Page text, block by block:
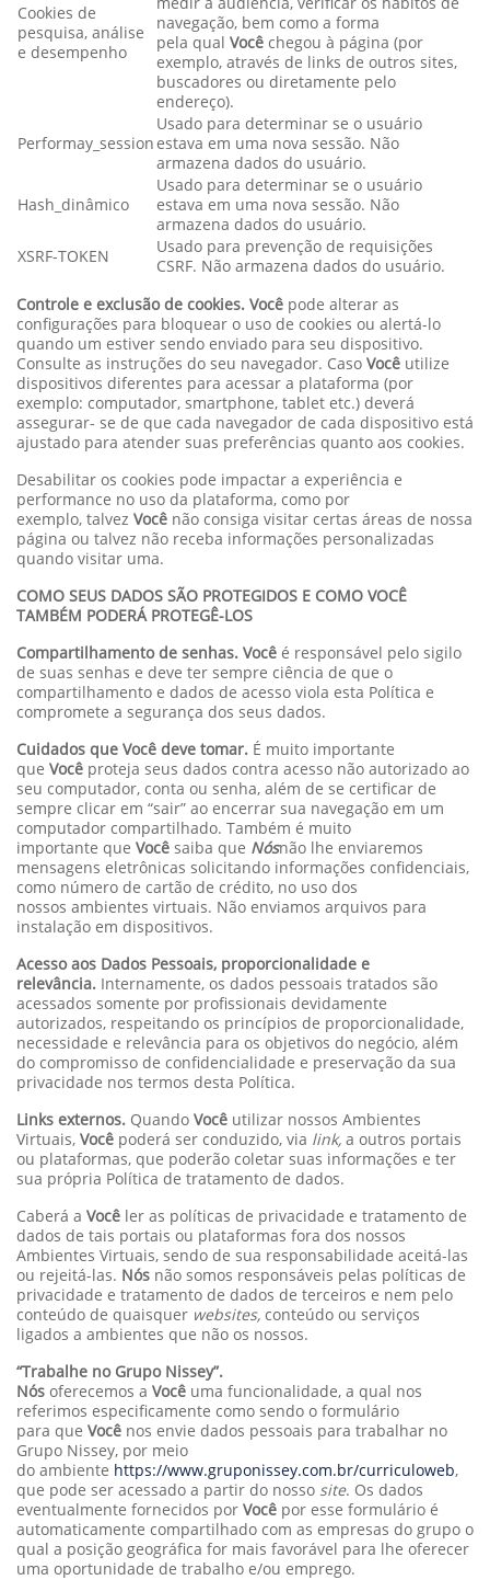
Cookies de
pesquisa, análise
e desempenho
navegação, bem como a forma
pela qual Você chegou à página (por
exemplo, através de links de outros sites,
buscadores ou diretamente pelo
endereço).
Performay_session
Usado para determinar se o usuário
estava em uma nova sessão. Não
armazena dados do usuário.
Hash_dinâmico
Usado para determinar se o usuário
estava em uma nova sessão. Não
armazena dados do usuário.
XSRF-TOKEN
Usado para prevenção de requisições
CSRF. Não armazena dados do usuário.
Controle e exclusão de cookies. Você pode alterar as
configurações para bloquear o uso de cookies ou alertá-lo
quando um estiver sendo enviado para seu dispositivo.
Consulte as instruções do seu navegador. Caso Você utilize
dispositivos diferentes para acessar a plataforma (por
exemplo: computador, smartphone, tablet etc.) deverá
assegurar- se de que cada navegador de cada dispositivo está
ajustado para atender suas preferências quanto aos cookies.
Desabilitar os cookies pode impactar a experiência e
performance no uso da plataforma, como por
exemplo, talvez Você não consiga visitar certas áreas de nossa
página ou talvez não receba informações personalizadas
quando visitar uma.
COMO SEUS DADOS SÃO PROTEGIDOS E COMO VOCÊ
TAMBÉM PODERÁ PROTEGÊ-LOS
Compartilhamento de senhas. Você é responsável pelo sigilo
de suas senhas e deve ter sempre ciência de que o
compartilhamento e dados de acesso viola esta Política e
compromete a segurança dos seus dados.
Cuidados que Você deve tomar. É muito importante
que Você proteja seus dados contra acesso não autorizado ao
seu computador, conta ou senha, além de se certificar de
sempre clicar em “sair” ao encerrar sua navegação em um
computador compartilhado. Também é muito
importante que Você saiba que Nósnão lhe enviaremos
mensagens eletrônicas solicitando informações confidenciais,
como número de cartão de crédito, no uso dos
nossos ambientes virtuais. Não enviamos arquivos para
instalação em dispositivos.
Acesso aos Dados Pessoais, proporcionalidade e
relevância. Internamente, os dados pessoais tratados são
acessados somente por profissionais devidamente
autorizados, respeitando os princípios de proporcionalidade,
necessidade e relevância para os objetivos do negócio, além
do compromisso de confidencialidade e preservação da sua
privacidade nos termos desta Política.
Links externos. Quando Você utilizar nossos Ambientes
Virtuais, Você poderá ser conduzido, via link, a outros portais
ou plataformas, que poderão coletar suas informações e ter
sua própria Política de tratamento de dados.
Caberá a Você ler as políticas de privacidade e tratamento de
dados de tais portais ou plataformas fora dos nossos
Ambientes Virtuais, sendo de sua responsabilidade aceitá-las
ou rejeitá-las. Nós não somos responsáveis pelas políticas de
privacidade e tratamento de dados de terceiros e nem pelo
conteúdo de quaisquer websites, conteúdo ou serviços
ligados a ambientes que não os nossos.
“Trabalhe no Grupo Nissey”.
Nós oferecemos a Você uma funcionalidade, a qual nos
referimos especificamente como sendo o formulário
para que Você nos envie dados pessoais para trabalhar no
Grupo Nissey, por meio
do ambiente https://www.gruponissey.com.br/curriculoweb,
que pode ser acessado a partir do nosso site. Os dados
eventualmente fornecidos por Você por esse formulário é
automaticamente compartilhado com as empresas do grupo o
qual a posição geográfica for mais favorável para lhe oferecer
uma oportunidade de trabalho e/ou emprego.